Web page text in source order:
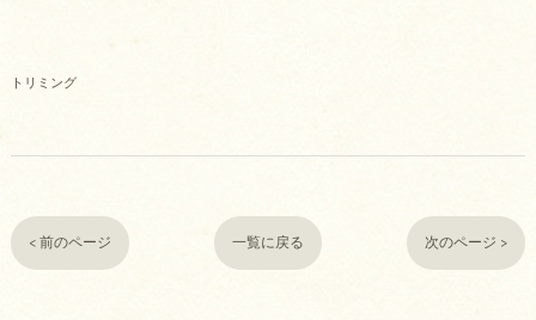
トリミング
< 前のページ 一覧に戻る 次のページ >